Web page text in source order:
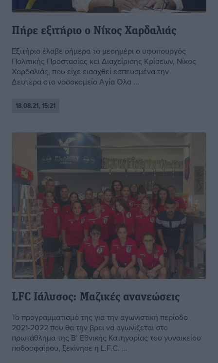
Πήρε εξιτήριο ο Νίκος Χαρδαλιάς
Εξιτήριο έλαβε σήμερα το μεσημέρι ο υφυπουργός
Πολιτικής Προστασίας και Διαχείρισης Κρίσεων, Νίκος
Χαρδαλιάς, που είχε εισαχθεί εσπευσμένα την
Δευτέρα στο νοσοκομείο Αγία Όλα ...
18.08.21, 15:21
LFC Ιάλυσος: Μαζικές ανανεώσεις
Το προγραμματισμό της για την αγωνιστική περίοδο
2021-2022 που θα την βρει να αγωνίζεται στο
πρωτάθλημα της Β’ Εθνικής Κατηγορίας του γυναικείου
ποδοσφαίρου, ξεκίνησε η L.F.C. ...